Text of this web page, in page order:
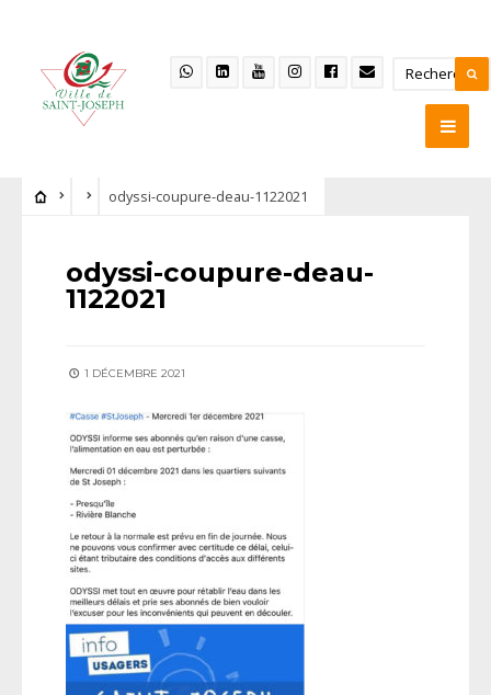
odyssi-coupure-deau-1122021
odyssi-coupure-deau-
1122021
1 DÉCEMBRE 2021